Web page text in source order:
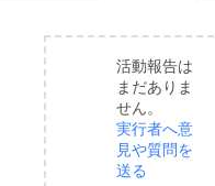
活動報告は
まだありま
せん。
実行者へ意
見や質問を
送る